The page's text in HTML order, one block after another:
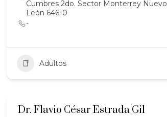
Cumbres 2do. Sector Monterrey Nuevo
León 64610
-
Adultos
Dr. Flavio César Estrada Gil